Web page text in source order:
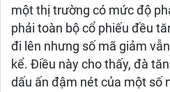
một thị trường có mức độ
phải toàn bộ cổ phiếu đều
đi lên nhưng số mã giảm
kể. Điều này cho thấy, đà
dấu ấn đậm nét của một số